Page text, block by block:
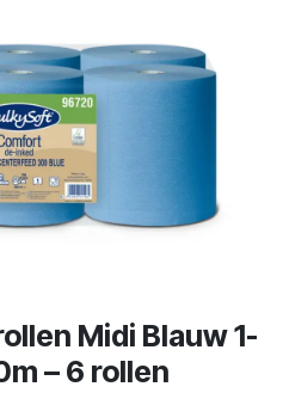
Midi Blauw 1-
– 6 rollen